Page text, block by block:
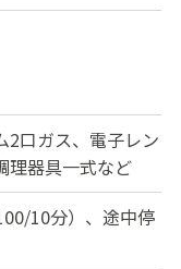
口ガス、電子レン
理器具一式など
10分）、途中停